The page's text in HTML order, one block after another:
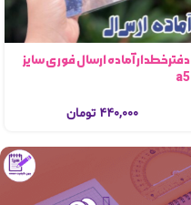
دفترخطدار آماده ارسال فوری سایز
a5
۴۴۰,۰۰۰ تومان